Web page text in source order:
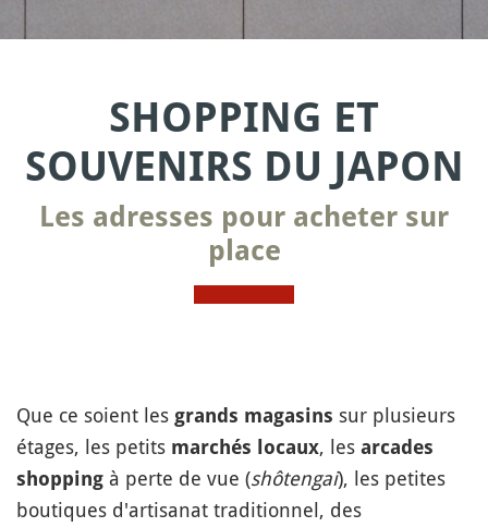
SHOPPING ET
SOUVENIRS DU JAPON
Les adresses pour acheter sur
place
Que ce soient les grands magasins sur plusieurs
étages, les petits marchés locaux, les arcades
shopping à perte de vue (shôtengai), les petites
boutiques d'artisanat traditionnel, des